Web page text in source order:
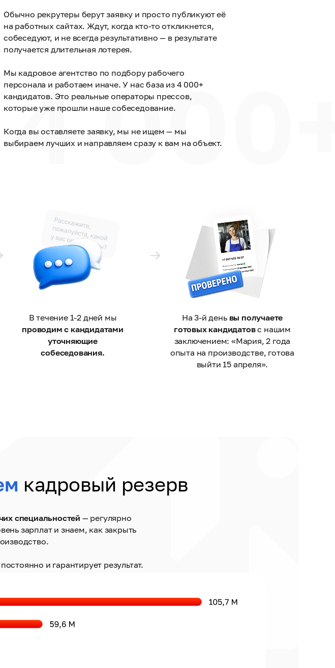
4
Обычно рекрутеры берут заявку и просто публикуют её
на работных сайтах. Ждут, когда кто-то откликнется,
собеседуют, и не всегда результативно — в результате
получается длительная лотерея.
Мы кадровое агентство по подбору рабочего
персонала и работаем иначе. У нас база из 4 000+
кандидатов. Это реальные операторы прессов,
которые уже прошли наше собеседование.
Когда вы оставляете заявку, мы не ищем — мы
выбираем лучших и направляем сразу к вам на объект.
На 3-й день вы получаете
готовых кандидатовс нашим
заключением: «Мария, 2 года
опыта на производстве, готова
выйти 15 апреля».
В течение 1-2 дней мы
проводим с кандидатами
уточняющие
собеседования.
специальностей — регулярно
зарплат и знаем, как закрыть
и гарантирует результат.
кадровый резерв